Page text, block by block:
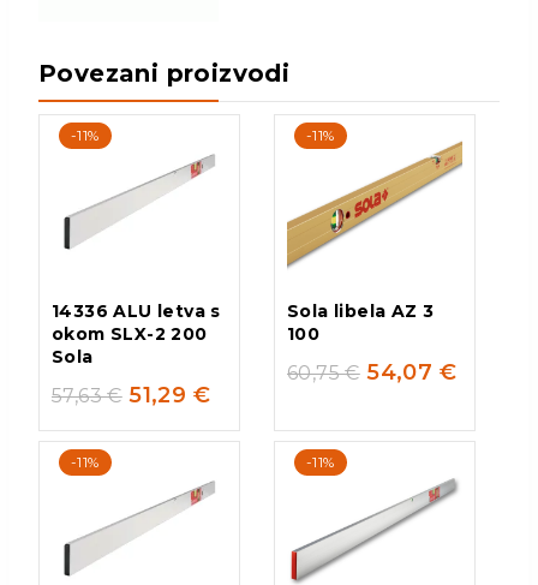
Povezani proizvodi
-11%
14336 ALU letva s
okom SLX-2 200
Sola
57,63€ 51,29 €
-11%
Sola libela AZ 3
100
60,75€ 54,07 €
-11% -11%